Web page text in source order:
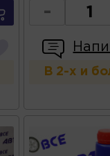
-
В 2-х и